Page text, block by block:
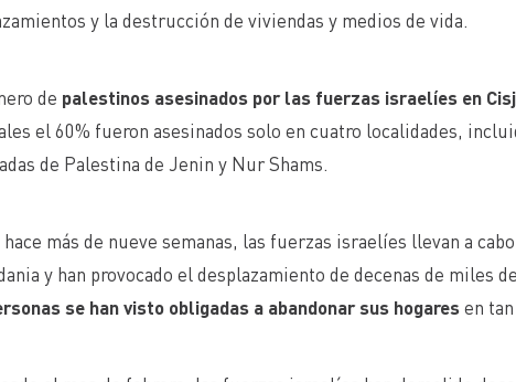
y la destrucción de viviendas y medios de vida.
de palestinos asesinados por las fuerzas israelíes en
el 60% fueron asesinados solo en cuatro localidades,
de Palestina de Jenin y Nur Shams.
hace más de nueve semanas, las fuerzas israelíes llevan a
y han provocado el desplazamiento de decenas de miles
se han visto obligadas a abandonar sus hogaresen